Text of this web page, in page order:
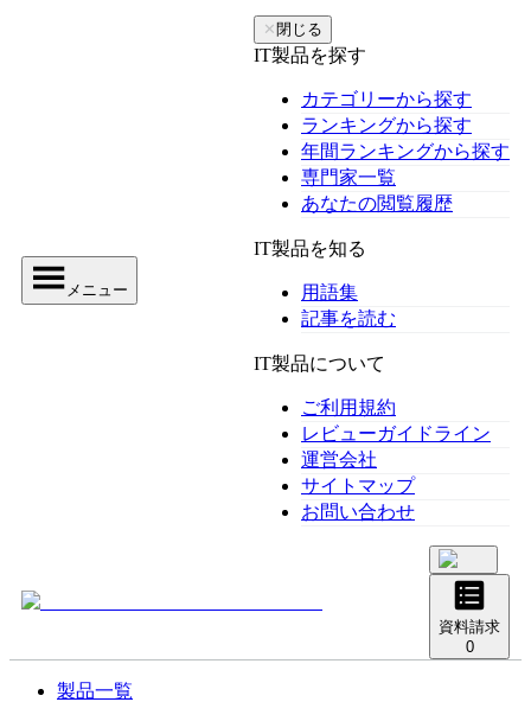
メニュー
✕ 閉じる
IT製品を探す
カテゴリーから探す
ランキングから探す
年間ランキングから探す
専門家一覧
あなたの閲覧履歴
IT製品を知る
用語集
記事を読む
IT製品について
ご利用規約
レビューガイドライン
運営会社
サイトマップ
お問い合わせ
資料請求
0
製品一覧